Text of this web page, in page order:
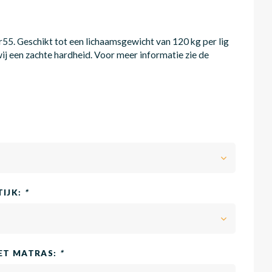
Geschikt tot een lichaamsgewicht van 120 kg per lig
een zachte hardheid. Voor meer informatie zie de
*
MATRAS: *